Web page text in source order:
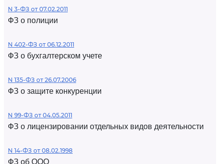
N 3-ФЗ от 07.02.2011
ФЗ о полиции
N 402-ФЗ от 06.12.2011
ФЗ о бухгалтерском учете
N 135-ФЗ от 26.07.2006
ФЗ о защите конкуренции
N 99-ФЗ от 04.05.2011
ФЗ о лицензировании отдельных видов деятельности
N 14-ФЗ от 08.02.1998
ФЗ об ООО